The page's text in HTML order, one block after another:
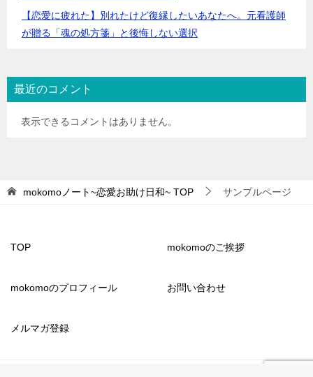
【恋愛に疲れた】別れたけど復縁したいあなたへ。元看護師
が贈る「魂の処方箋」と後悔しない選択
最近のコメント
表示できるコメントはありません。
mokomoノート~恋愛お助け日和~ TOP サンプルページ
TOP mokomoのご挨拶
mokomoのプロフィール お問い合わせ
メルマガ登録